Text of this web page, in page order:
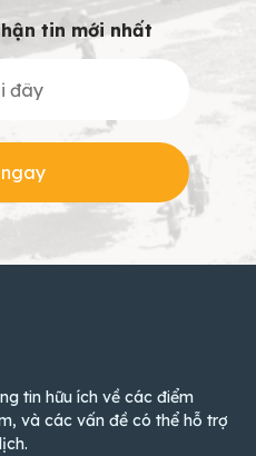
tin mới nhất
tin hữu ích về các điểm
và các vấn đề có thể hỗ trợ